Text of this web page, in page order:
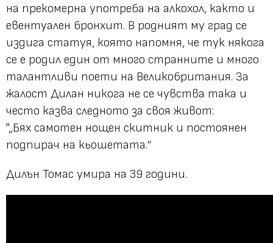
на прекомерна употреба на алкохол, както и
евентуален бронхит. В родният му град се
издига статуя, която напомня, че тук някога
се е родил един от много странните и много
талантливи поети на Великобритания. За
жалост Дилан никога не се чувства така и
често казва следното за своя живот:
"„Бях самотен нощен скитник и постоянен
подпирач на кьошетата.“
Дилън Томас умира на 39 години.